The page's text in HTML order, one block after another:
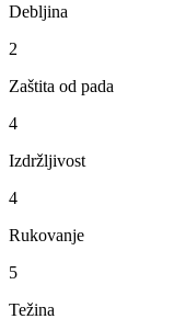
Debljina
2
Zaštita od pada
4
Izdržljivost
4
Rukovanje
5
Težina